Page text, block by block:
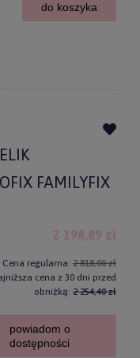
do koszyka
FAMILYFIX
2 198,89 zł
Cena regularna: 2 818,00 zł
cena z 30 dni przed
obniżką: 2 254,40 zł
powiadom o
dostępności